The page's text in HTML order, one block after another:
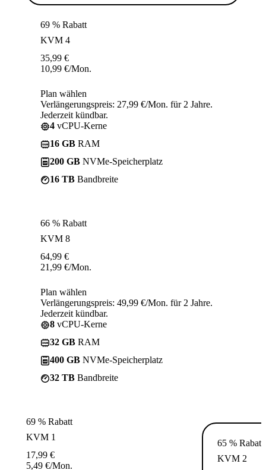
69 % Rabatt
KVM 4
35,99 €
10,99 €/Mon.
Plan wählen
Verlängerungspreis: 27,99 €/Mon. für 2 Jahre.
Jederzeit kündbar.
4 vCPU-Kerne
16 GB RAM
200 GB NVMe-Speicherplatz
16 TB Bandbreite
66 % Rabatt
KVM 8
64,99 €
21,99 €/Mon.
Plan wählen
Verlängerungspreis: 49,99 €/Mon. für 2 Jahre.
Jederzeit kündbar.
8 vCPU-Kerne
32 GB RAM
400 GB NVMe-Speicherplatz
32 TB Bandbreite
69 % Rabatt
KVM 1
17,99 €
5,49 €/Mon.
65 % Rabatt
KVM 2